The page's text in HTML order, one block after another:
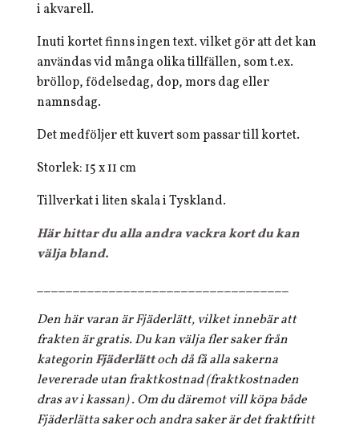
i akvarell.
Inuti kortet finns ingen text. vilket gör att det kan
användas vid många olika tillfällen, som t.ex.
bröllop, födelsedag, dop, mors dag eller
namnsdag.
Det medföljer ett kuvert som passar till kortet.
Storlek: 15 x 11 cm
Tillverkat i liten skala i Tyskland.
Här hittar du alla andra vackra kort du kan
välja bland.
___________________________________
Den här varan är Fjäderlätt, vilket innebär att
frakten är gratis. Du kan välja fler saker från
kategorinFjäderlättoch då få alla sakerna
levererade utan fraktkostnad (fraktkostnaden
dras av i kassan) . Om du däremot vill köpa både
Fjäderlätta saker och andra saker är det fraktfritt